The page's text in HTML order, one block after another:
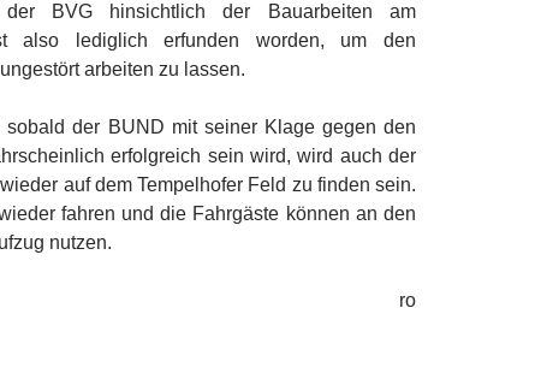
der BVG hinsichtlich der Bauarbeiten am
also lediglich erfunden worden, um den
arbeiten zu lassen.
sobald der BUND mit seiner Klage gegen den
erfolgreich sein wird, wird auch der
auf dem Tempelhofer Feld zu finden sein.
fahren und die Fahrgäste können an den
nutzen.
ro